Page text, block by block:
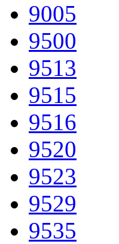
9005
9500
9513
9515
9516
9520
9523
9529
9535